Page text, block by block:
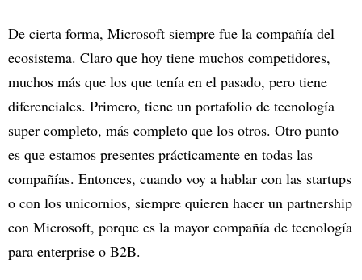
De cierta forma, Microsoft siempre fue la compañía del
ecosistema. Claro que hoy tiene muchos competidores,
muchos más que los que tenía en el pasado, pero tiene
diferenciales. Primero, tiene un portafolio de tecnología
super completo, más completo que los otros. Otro punto
es que estamos presentes prácticamente en todas las
compañías. Entonces, cuando voy a hablar con las startups
o con los unicornios, siempre quieren hacer un partnership
con Microsoft, porque es la mayor compañía de tecnología
para enterprise o B2B.